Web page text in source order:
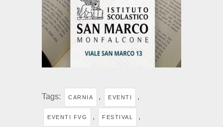
Tags: CARNIA , EVENTI ,
EVENTI FVG , FESTIVAL ,